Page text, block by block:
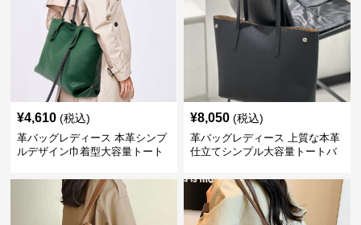
¥4,610 (税込)
革バッグレディース 本革シンプ
ルデザイン巾着型大容量トート
¥8,050 (税込)
革バッグレディース 上質な本革
仕立てシンプル大容量トートバ